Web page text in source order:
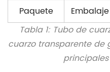
Tabla 1: Tubo de
cuarzo transparente
Paquete